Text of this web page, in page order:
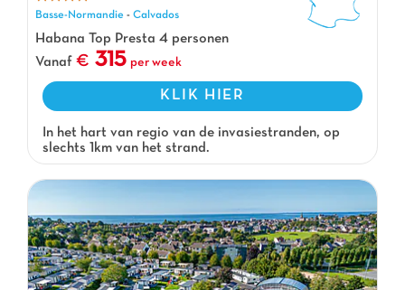
Basse-Normandie - Calvados
Habana Top Presta 4 personen
Vanaf
315 per week
KLIK HIER
In het hart van regio van de invasiestranden, op
slechts 1km van het strand.